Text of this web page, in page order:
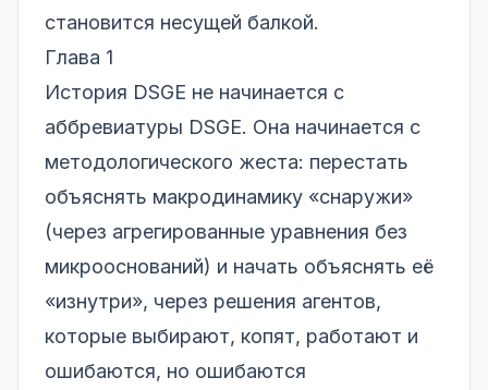
становится несущей балкой.
Глава 1
История DSGE не начинается с
аббревиатуры DSGE. Она начинается с
методологического жеста: перестать
объяснять макродинамику «снаружи»
(через агрегированные уравнения без
микрооснований) и начать объяснять её
«изнутри», через решения агентов,
которые выбирают, копят, работают и
ошибаются, но ошибаются